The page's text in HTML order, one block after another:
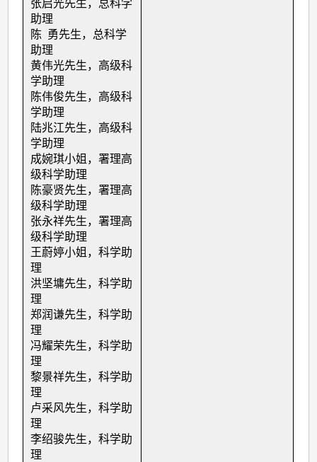
张启光先生，总科学
助理
陈 勇先生，总科学
助理
黄伟光先生，高级科
学助理
陈伟俊先生，高级科
学助理
陆兆江先生，高级科
学助理
成婉琪小姐，署理高
级科学助理
陈豪贤先生，署理高
级科学助理
张永祥先生，署理高
级科学助理
王蔚婷小姐，科学助
理
洪坚墉先生，科学助
理
郑润谦先生，科学助
理
冯耀荣先生，科学助
理
黎景祥先生，科学助
理
卢采风先生，科学助
理
李绍骏先生，科学助
理